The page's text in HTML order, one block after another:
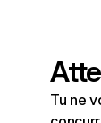
Tu ne